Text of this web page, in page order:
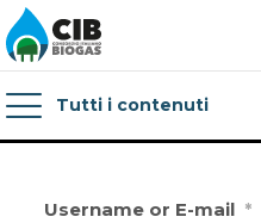
Tutti i contenuti
Username or E-mail *